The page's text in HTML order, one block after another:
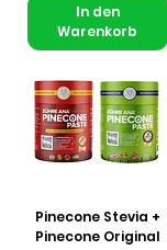
In den
Warenkorb
Pinecone Stevia +
Pinecone Original